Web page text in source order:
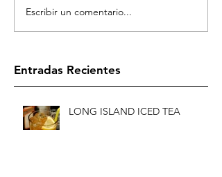
Escribir un comentario...
Entradas Recientes
LONG ISLAND ICED TEA